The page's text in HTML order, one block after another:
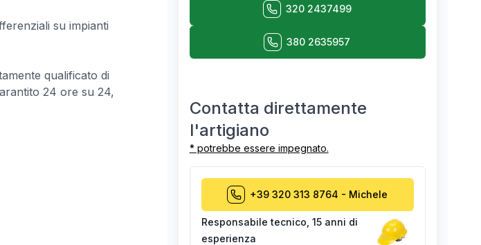
su impianti
qualificato di
24 ore su 24,
320 2437499
380 2635957
Contatta direttamente
l'artigiano
* potrebbe essere impegnato.
+39 320 313 8764 - Michele
Responsabile tecnico 15 anni di
esperienza